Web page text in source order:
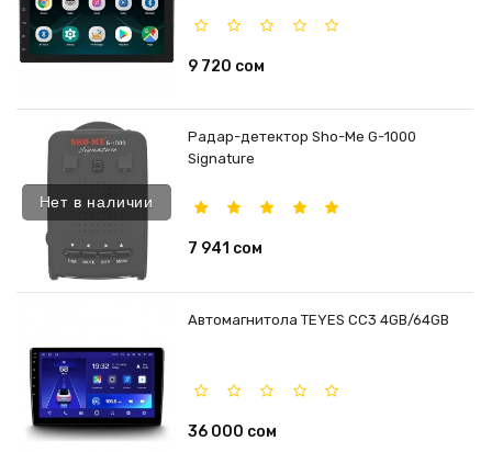
9 720 сом
Нет в наличии
Радар-детектор Sho-Me G-1000
Signature
7 941 сом
Автомагнитола TEYES CC3 4GB/64GB
36 000 сом